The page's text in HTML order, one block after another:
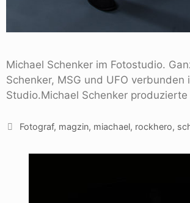
Michael Schenker im Fotostudio.
Schenker, MSG und UFO
Studio.Michael Schenker
Fotograf, magzin, miachael, rockhero,